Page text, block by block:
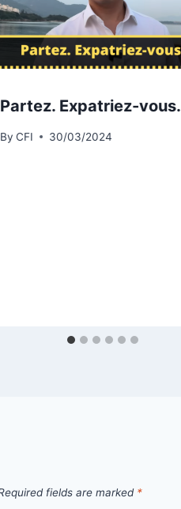
Partez. Expatriez-vous.
By CFI 30/03/2024
fields are marked *